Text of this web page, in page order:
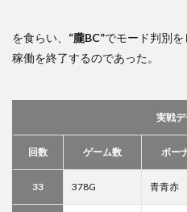
を食らい、 “朧BC”でモード判別
稼働を終了するのであった。
実戦デ
回数 ゲーム数 ボー
33 378G 青青赤